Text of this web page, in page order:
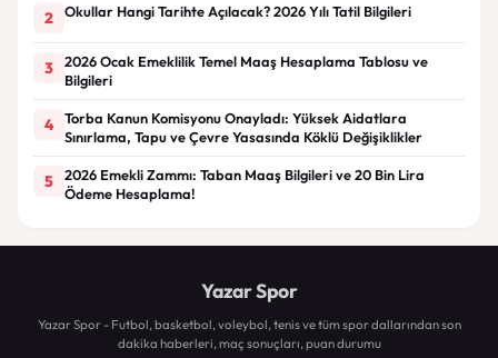
2 Okullar Hangi Tarihte Açılacak? 2026 Yılı Tatil Bilgileri
3
2026 Ocak Emeklilik Temel Maaş Hesaplama Tablosu ve
Bilgileri
4
Torba Kanun Komisyonu Onayladı: Yüksek Aidatlara
Sınırlama, Tapu ve Çevre Yasasında Köklü Değişiklikler
5
2026 Emekli Zammı: Taban Maaş Bilgileri ve 20 Bin Lira
Ödeme Hesaplama!
Yazar Spor
Yazar Spor - Futbol, basketbol, voleybol, tenis ve tüm spor dallarından son
dakika haberleri, maç sonuçları, puan durumu